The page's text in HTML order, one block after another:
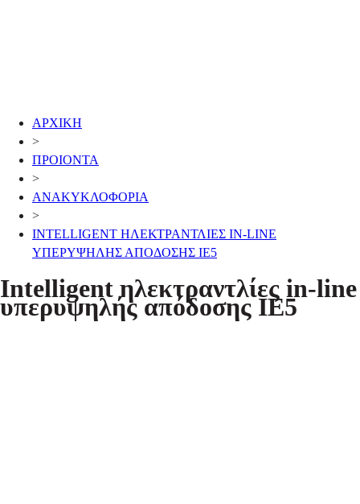
ΑΡΧΙΚΗ
>
ΠΡΟΙΟΝΤΑ
>
ΑΝΑΚΥΚΛΟΦΟΡΙΑ
>
INTELLIGENT ΗΛΕΚΤΡΑΝΤΛΙΕΣ IN-LINE
ΥΠΕΡΥΨΗΛΗΣ ΑΠΟΔΟΣΗΣ ΙΕ5
Intelligent ηλεκτραντλίες in-line
υπερυψηλής απόδοσης ΙΕ5